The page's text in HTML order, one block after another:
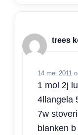
trees
14 mei 2011
1 mol 2j
4llangela
7w
blanken